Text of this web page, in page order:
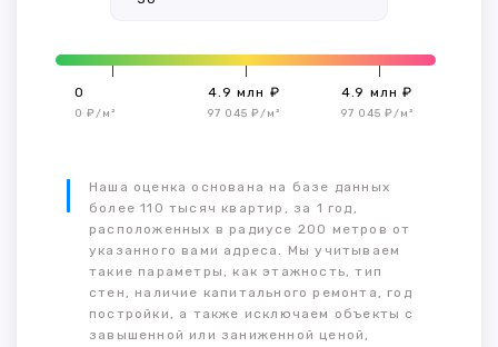
0
0 ₽/м²
4.9 млн ₽
97 045 ₽/м²
4.9 млн ₽
97 045 ₽/м²
Наша оценка основана на базе данных
более 110 тысяч квартир, за 1 год,
расположенных в радиусе 200 метров от
указанного вами адреса. Мы учитываем
такие параметры, как этажность, тип
стен, наличие капитального ремонта, год
постройки, а также исключаем объекты с
завышенной или заниженной ценой,